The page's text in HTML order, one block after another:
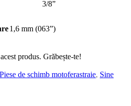
3/8”
1,6 mm (063”)
produs. Grăbește-te!
Piese de schimb motoferastraie, Sine